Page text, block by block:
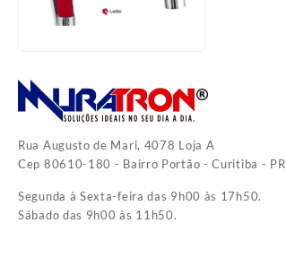
Rua Augusto de Mari, 4078 Loja A
Cep 80610-180 - Bairro Portão - Curitiba - PR
Segunda à Sexta-feira das 9h00 às 17h50.
Sábado das 9h00 às 11h50.